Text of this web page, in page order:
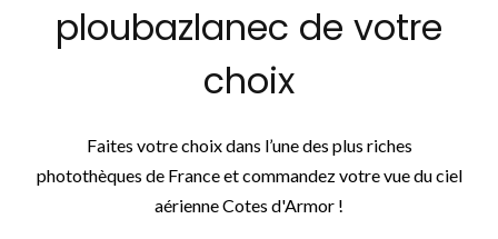
ploubazlanec de votre
choix
Faites votre choix dans l’une des plus riches
photothèques de France et commandez votre vue du ciel
aérienne Cotes d'Armor !